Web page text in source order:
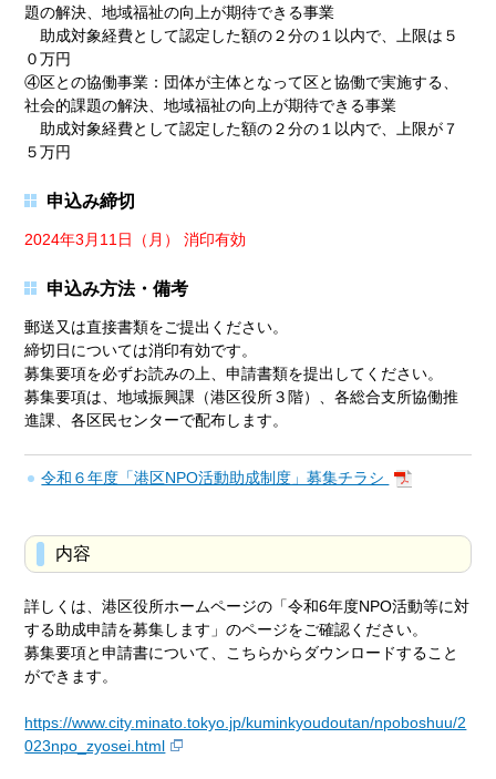
題の解決、地域福祉の向上が期待できる事業
助成対象経費として認定した額の２分の１以内で、上限は５
０万円
④区との協働事業：団体が主体となって区と協働で実施する、
社会的課題の解決、地域福祉の向上が期待できる事業
助成対象経費として認定した額の２分の１以内で、上限が７
５万円
申込み締切
2024年3月11日（月） 消印有効
申込み方法・備考
郵送又は直接書類をご提出ください。
締切日については消印有効です。
募集要項を必ずお読みの上、申請書類を提出してください。
募集要項は、地域振興課（港区役所３階）、各総合支所協働推
進課、各区民センターで配布します。
令和６年度「港区NPO活動助成制度」募集チラシ
内容
詳しくは、港区役所ホームページの「令和6年度NPO活動等に対
する助成申請を募集します」のページをご確認ください。
募集要項と申請書について、こちらからダウンロードすること
ができます。
https://www.city.minato.tokyo.jp/kuminkyoudoutan/npoboshuu/2
023npo_zyosei.html